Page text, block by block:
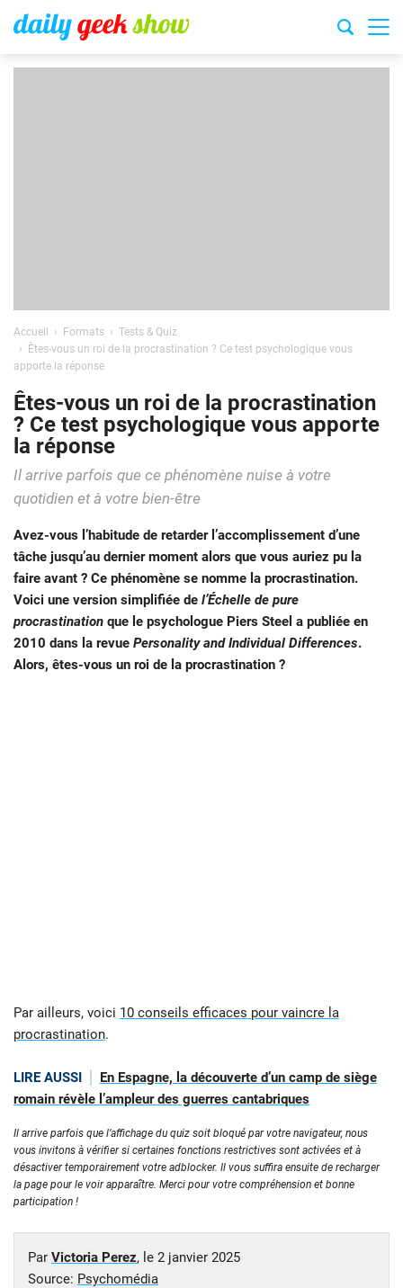
Accueil Formats
Tests & Quiz
Êtes-vous un roi de la procrastination ? Ce test psychologique vous
apporte la réponse
Êtes-vous un roi de la procrastination
? Ce test psychologique vous apporte
la réponse
Il arrive parfois que ce phénomène nuise à votre
quotidien et à votre bien-être
Avez-vous l’habitude de retarder l’accomplissement d’une
tâche jusqu’au dernier moment alors que vous auriez pu la
faire avant ? Ce phénomène se nomme la procrastination.
Voici une version simplifiée de l’Échelle de pure
procrastination que le psychologue Piers Steel a publiée en
2010 dans la revue Personality and Individual Differences.
Alors, êtes-vous un roi de la procrastination ?
Par ailleurs, voici 10 conseils efficaces pour vaincre la
procrastination.
LIRE AUSSI
En Espagne, la découverte d’un camp de siège
romain révèle l’ampleur des guerres cantabriques
Il arrive parfois que l’affichage du quiz soit bloqué par votre navigateur, nous
vous invitons à vérifier si certaines fonctions restrictives sont activées et à
désactiver temporairement votre adblocker. Il vous suffira ensuite de recharger
la page pour le voir apparaître. Merci pour votre compréhension et bonne
participation !
Par Victoria Perez, le 2 janvier 2025
Source: Psychomédia